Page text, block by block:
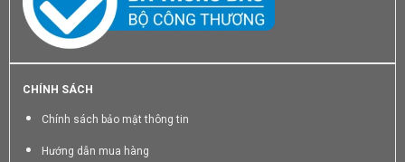
CHÍNH SÁCH
Chính sách bảo mật thông tin
Hướng dẫn mua hàng